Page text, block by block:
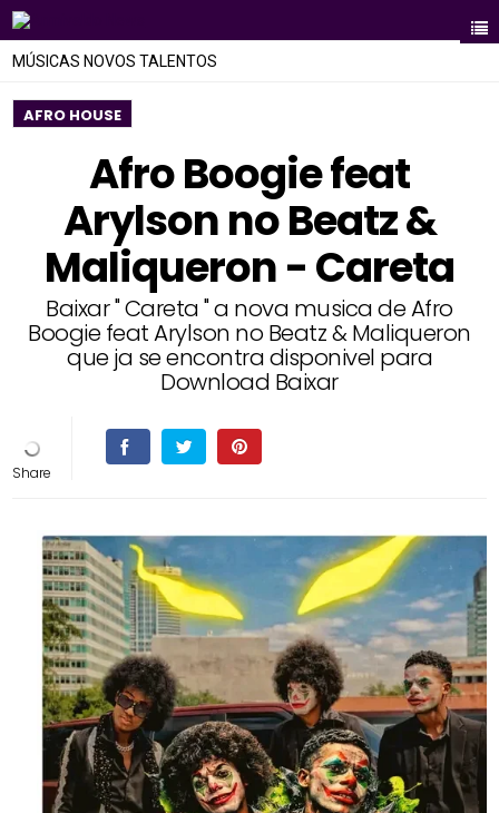
MÚSICAS NOVOS TALENTOS
AFRO HOUSE
Afro Boogie feat
Arylson no Beatz &
Maliqueron - Careta
Baixar " Careta " a nova musica de Afro
Boogie feat Arylson no Beatz & Maliqueron
que ja se encontra disponivel para
Download Baixar